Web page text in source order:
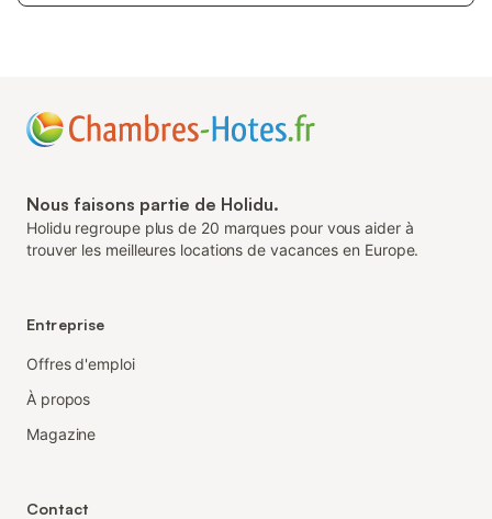
Nous faisons partie de Holidu.
Holidu regroupe plus de 20 marques pour vous aider à
trouver les meilleures locations de vacances en Europe.
Entreprise
Offres d'emploi
À propos
Magazine
Contact